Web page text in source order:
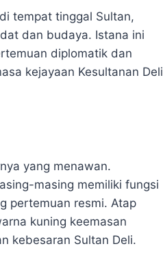
tempat tinggal Sultan,
dan budaya. Istana ini
diplomatik dan
kejayaan Kesultanan Deli
yang menawan.
masing memiliki fungsi
pertemuan resmi. Atap
kuning keemasan
kebesaran Sultan Deli.